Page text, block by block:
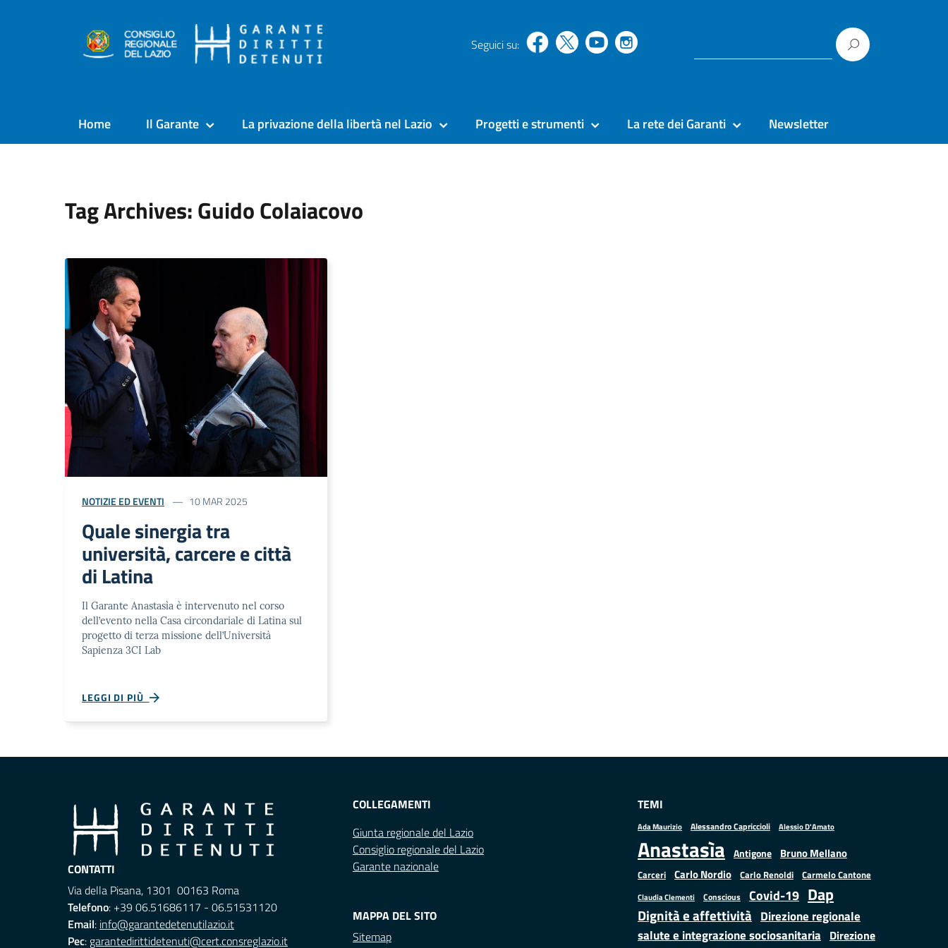
Seguici su:
Home Il Garante La privazione della libertà nel Lazio Progetti e strumenti La rete dei Garanti Newsletter
Tag Archives: Guido Colaiacovo
NOTIZIE ED EVENTI 10 MAR 2025
Quale sinergia tra
università, carcere e città
di Latina
Il Garante Anastasìa è intervenuto nel corso
dell’evento nella Casa circondariale di Latina sul
progetto di terza missione dell’Università
Sapienza 3CI Lab
LEGGI DI PIÙ
CONTATTI
Via della Pisana, 1301 00163 Roma
Telefono: +39 06.51686117 - 06.51531120
Email: info@garantedetenutilazio.it
Pec: garantedirittidetenuti@cert.consreglazio.it
COLLEGAMENTI
Giunta regionale del Lazio
Consiglio regionale del Lazio
Garante nazionale
MAPPA DEL SITO
Sitemap
TEMI
Ada Maurizio Alessandro Capriccioli Alessio D'Amato
Anastasìa Antigone Bruno Mellano
Carceri Carlo Nordio Carlo Renoldi Carmelo Cantone
Claudia Clementi Conscious Covid-19 Dap
Dignità e affettività Direzione regionale
salute e integrazione sociosanitaria Direzione